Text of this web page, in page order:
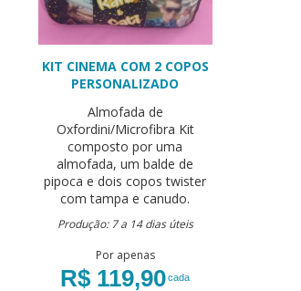
KIT CINEMA COM 2 COPOS
PERSONALIZADO
Almofada de
Oxfordini/Microfibra Kit
composto por uma
almofada, um balde de
pipoca e dois copos twister
com tampa e canudo.
Produção: 7 a 14 dias úteis
Por apenas
R$ 119,90cada